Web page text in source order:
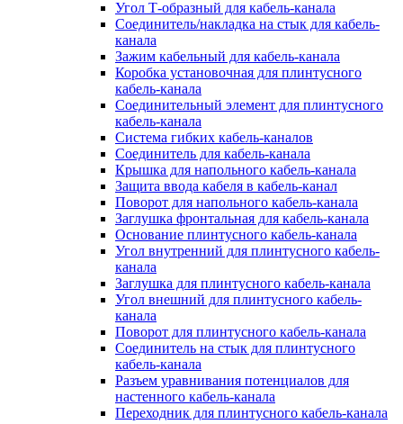
Угол Т-образный для кабель-канала
Соединитель/накладка на стык для кабель-
канала
Зажим кабельный для кабель-канала
Коробка установочная для плинтусного
кабель-канала
Соединительный элемент для плинтусного
кабель-канала
Система гибких кабель-каналов
Соединитель для кабель-канала
Крышка для напольного кабель-канала
Защита ввода кабеля в кабель-канал
Поворот для напольного кабель-канала
Заглушка фронтальная для кабель-канала
Основание плинтусного кабель-канала
Угол внутренний для плинтусного кабель-
канала
Заглушка для плинтусного кабель-канала
Угол внешний для плинтусного кабель-
канала
Поворот для плинтусного кабель-канала
Соединитель на стык для плинтусного
кабель-канала
Разъем уравнивания потенциалов для
настенного кабель-канала
Переходник для плинтусного кабель-канала